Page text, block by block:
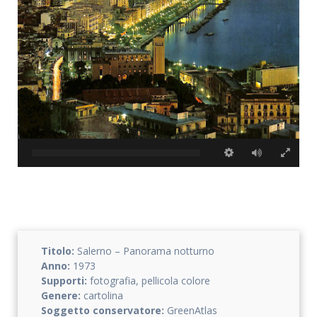
Accetto che i miei dati personali vengano registrati da questa
applicazione secondo la vostra normativa sulla privacy
Titolo: Salerno – Panorama notturno
Anno: 1973
Supporti: fotografia, pellicola colore
Genere: cartolina
Soggetto conservatore: GreenAtlas